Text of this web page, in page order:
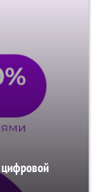
цифровой